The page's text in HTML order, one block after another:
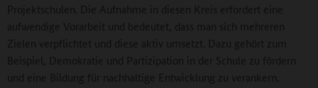
Projektschulen. Die Aufnahme in diesen Kreis erfordert eine
aufwendige Vorarbeit und bedeutet, dass man sich mehreren
Zielen verpflichtet und diese aktiv umsetzt. Dazu gehört zum
Beispiel, Demokratie und Partizipation in der Schule zu fördern
und eine Bildung für nachhaltige Entwicklung zu verankern.